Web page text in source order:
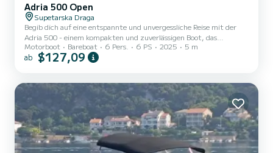
Adria 500 Open
Supetarska Draga
Begib dich auf eine entspannte und unvergessliche Reise mit der
Adria 500 - einem kompakten und zuverlässigen Boot, das
Einfachheit und Genuss perfekt miteinander vereint. Ideal für
Paare, kleine Gruppen oder Solo-Abenteurer, bietet dieses Schiff
und der intuitiven Anordnung ist die Adria 500 für diejenigen
gemacht, die Komfort ohne Komplikationen schätzen. Egal, ob
Sie...
Motorboot Bareboat 6 Pers. 6 PS 2025 5 m
ab $127,09